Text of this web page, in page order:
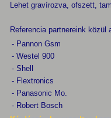
Lehet gravírozva, ofszett,
Referencia partnereink közül
- Pannon Gsm
- Westel 900
- Shell
- Flextronics
- Panasonic Mo.
- Robert Bosch